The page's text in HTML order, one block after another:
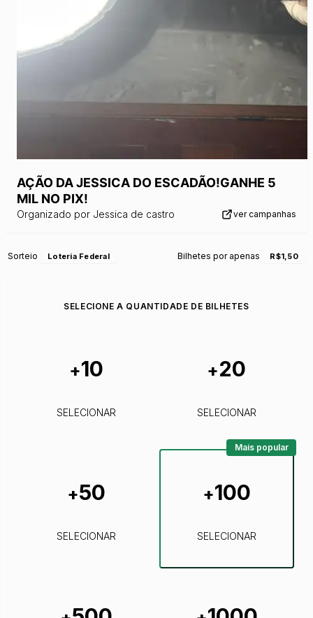
AÇÃO DA JESSICA DO ESCADÃO!GANHE 5
MIL NO PIX!
Organizado por Jessica de castro ver campanhas
Sorteio Loteria Federal Bilhetes por apenas R$1,50
SELECIONE A QUANTIDADE DE BILHETES
+10
SELECIONAR
+20
SELECIONAR
+50
SELECIONAR
+100
SELECIONAR
Mais popular